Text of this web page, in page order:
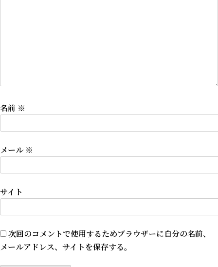
名前 ※
メール ※
サイト
次回のコメントで使用するためブラウザーに自分の名前、
メールアドレス、サイトを保存する。